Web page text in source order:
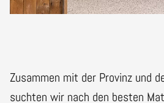
Zusammen mit der Provinz und
suchten wir nach den besten